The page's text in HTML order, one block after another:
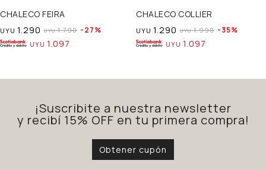
CHALECO FEIRA
UYU 1.290 UYU 1.790 27
UYU 1.097
CHALECO COLLIER
UYU 1.290 UYU 1.990 35
UYU 1.097
¡Suscribite a nuestra newsletter
y recibí 15% OFF en tu primera compra!
Obtener cupón